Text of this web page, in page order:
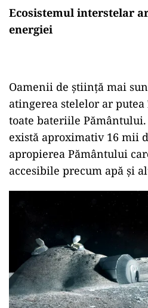
Ecosistemul interstelar
energiei
Oamenii de știință mai
atingerea stelelor ar
toate bateriile Pământului.
există aproximativ 16 mii
apropierea Pământului
accesibile precum apă și